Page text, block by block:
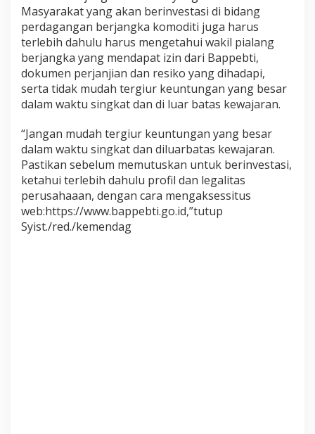
Masyarakat yang akan berinvestasi di bidang
perdagangan berjangka komoditi juga harus
terlebih dahulu harus mengetahui wakil pialang
berjangka yang mendapat izin dari Bappebti,
dokumen perjanjian dan resiko yang dihadapi,
serta tidak mudah tergiur keuntungan yang besar
dalam waktu singkat dan di luar batas kewajaran.
“Jangan mudah tergiur keuntungan yang besar
dalam waktu singkat dan diluarbatas kewajaran.
Pastikan sebelum memutuskan untuk berinvestasi,
ketahui terlebih dahulu profil dan legalitas
perusahaaan, dengan cara mengaksessitus
web:https://www.bappebti.go.id,”tutup
Syist./red./kemendag